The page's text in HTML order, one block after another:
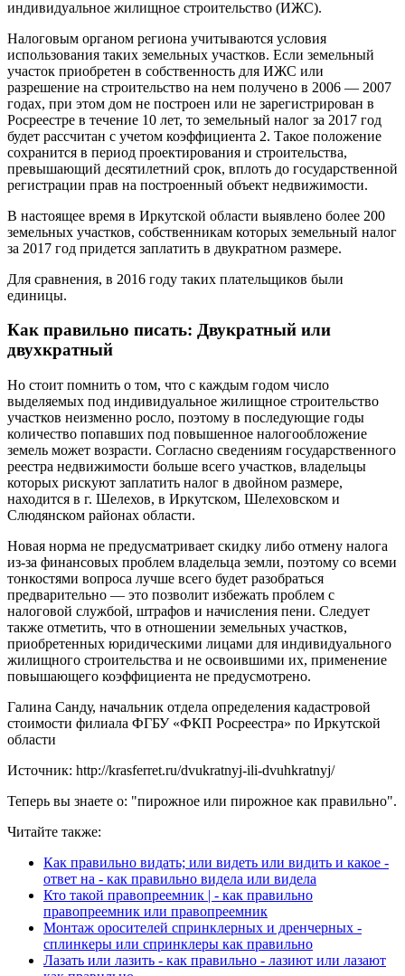
индивидуальное жилищное строительство (ИЖС).
Налоговым органом региона учитываются условия
использования таких земельных участков. Если земельный
участок приобретен в собственность для ИЖС или
разрешение на строительство на нем получено в 2006 — 2007
годах, при этом дом не построен или не зарегистрирован в
Росреестре в течение 10 лет, то земельный налог за 2017 год
будет рассчитан с учетом коэффициента 2. Такое положение
сохранится в период проектирования и строительства,
превышающий десятилетний срок, вплоть до государственной
регистрации прав на построенный объект недвижимости.
В настоящее время в Иркутской области выявлено более 200
земельных участков, собственникам которых земельный налог
за 2017 год придется заплатить в двукратном размере.
Для сравнения, в 2016 году таких плательщиков были
единицы.
Как правильно писать: Двукратный или
двухкратный
Но стоит помнить о том, что с каждым годом число
выделяемых под индивидуальное жилищное строительство
участков неизменно росло, поэтому в последующие годы
количество попавших под повышенное налогообложение
земель может возрасти. Согласно сведениям государственного
реестра недвижимости больше всего участков, владельцы
которых рискуют заплатить налог в двойном размере,
находится в г. Шелехов, в Иркутском, Шелеховском и
Слюдянском районах области.
Новая норма не предусматривает скидку либо отмену налога
из-за финансовых проблем владельца земли, поэтому со всеми
тонкостями вопроса лучше всего будет разобраться
предварительно — это позволит избежать проблем с
налоговой службой, штрафов и начисления пени. Следует
также отметить, что в отношении земельных участков,
приобретенных юридическими лицами для индивидуального
жилищного строительства и не освоившими их, применение
повышающего коэффициента не предусмотрено.
Галина Санду, начальник отдела определения кадастровой
стоимости филиала ФГБУ «ФКП Росреестра» по Иркутской
области
Источник: http://krasferret.ru/dvukratnyj-ili-dvuhkratnyj/
Теперь вы знаете о: "пирожное или пирожное как правильно".
Читайте также:
Как правильно видать; или видеть или видить и какое -
ответ на - как правильно видела или видела
Кто такой правопреемник | - как правильно
правопреемник или правопреемник
Монтаж оросителей спринклерных и дренчерных -
сплинкеры или спринклеры как правильно
Лазать или лазить - как правильно - лазиют или лазают